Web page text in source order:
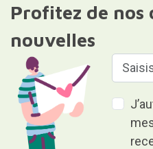
Profitez de nos
nouvelles